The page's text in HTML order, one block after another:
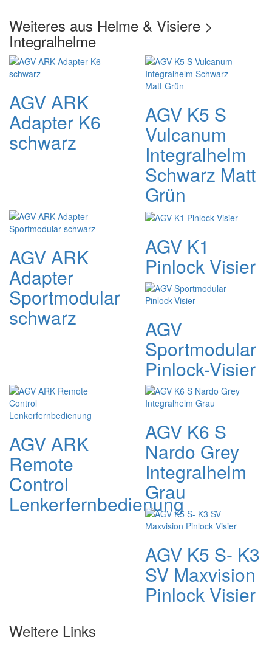
Weiteres aus Helme & Visiere >
Integralhelme
AGV ARK
Adapter K6
schwarz
AGV K5 S
Vulcanum
Integralhelm
Schwarz Matt
Grün
AGV ARK
Adapter
Sportmodular
schwarz
AGV K1
Pinlock Visier
AGV
Sportmodular
Pinlock-Visier
AGV ARK
Remote
Control
Lenkerfernbedienung
AGV K6 S
Nardo Grey
Integralhelm
Grau
AGV K5 S- K3
SV Maxvision
Pinlock Visier
Weitere Links